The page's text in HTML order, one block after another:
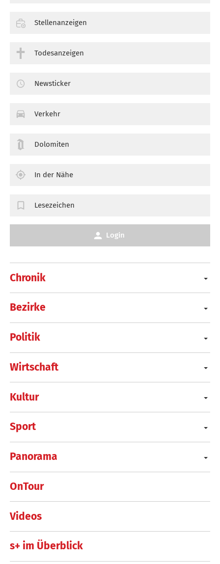
Chronik
Bezirke
Politik
Wirtschaft
Kultur
Sport
Panorama
OnTour
Videos
s+ im Überblick
Stellenanzeigen
Todesanzeigen
Newsticker
Verkehr
Dolomiten
In der Nähe
Lesezeichen
Login